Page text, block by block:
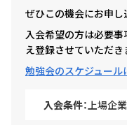
ぜひこの機会にお申し
入会希望の方は必要
え登録させていただき
勉強会のスケジュール
入会条件： 上場企